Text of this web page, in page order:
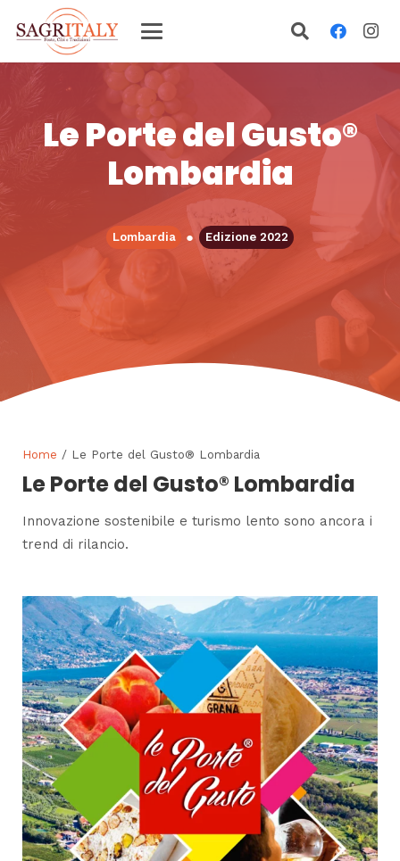
Le Porte del Gusto®
Lombardia
Lombardia ● Edizione 2022
Home / Le Porte del Gusto® Lombardia
Le Porte del Gusto® Lombardia
Innovazione sostenibile e turismo lento sono ancora i
trend di rilancio.